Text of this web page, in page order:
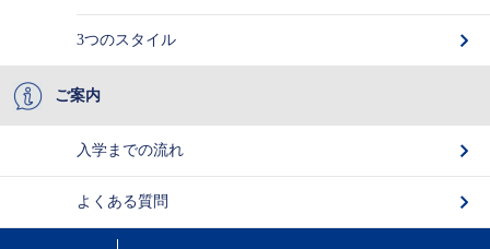
3つのスタイル
ご案内
入学までの流れ
よくある質問